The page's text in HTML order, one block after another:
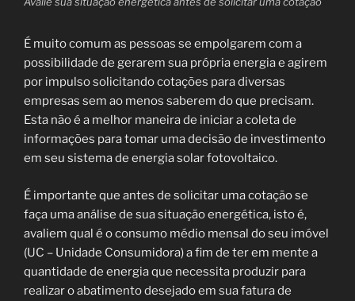
É muito comum as pessoas se empolgarem com a
possibilidade de gerarem sua própria energia e agirem
por impulso solicitando cotações para diversas
empresas sem ao menos saberem do que precisam.
Esta não é a melhor maneira de iniciar a coleta de
informações para tomar uma decisão de investimento
em seu sistema de energia solar fotovoltaico.
É importante que antes de solicitar uma cotação se
faça uma análise de sua situação energética, isto é,
avaliem qual é o consumo médio mensal do seu imóvel
(UC – Unidade Consumidora) a fim de ter em mente a
quantidade de energia que necessita produzir para
realizar o abatimento desejado em sua fatura de